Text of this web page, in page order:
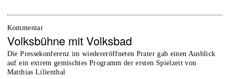
Kommentar
Volksbühne mit Volksbad
Die Pressekonferenz im wiedereröffneten Prater gab einen Ausblick
auf ein extrem gemischtes Programm der ersten Spielzeit von
Matthias Lilienthal